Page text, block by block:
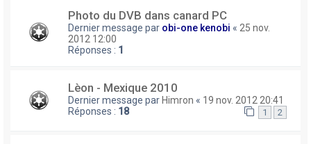
Photo du DVB dans canard PC
Dernier message par obi-one kenobi « 25 nov.
2012 12:00
Réponses : 1
Lèon - Mexique 2010
Dernier message par Himron « 19 nov. 2012 20:41
Réponses : 18 1 2